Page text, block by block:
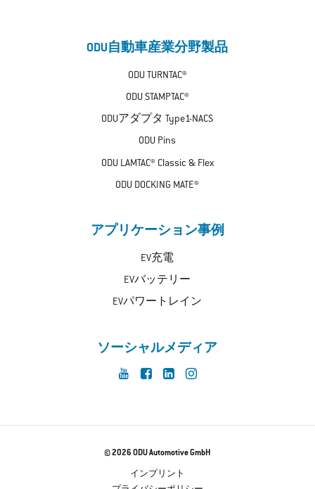
ODU自動車産業分野製品
ODU TURNTAC®
ODU STAMPTAC®
ODUアダプタ Type1-NACS
ODU Pins
ODU LAMTAC® Classic & Flex
ODU DOCKING MATE®
アプリケーション事例
EV充電
EVバッテリー
EVパワートレイン
ソーシャルメディア
© 2026 ODU Automotive GmbH
インプリント